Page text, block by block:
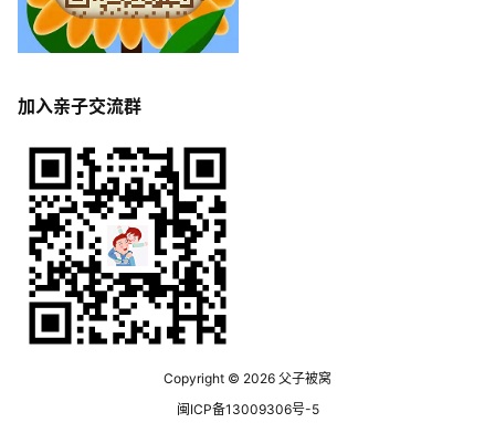
加入亲子交流群
Copyright © 2026 父子被窝
闽ICP备13009306号-5